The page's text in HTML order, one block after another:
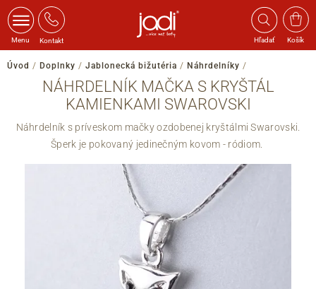
Menu Kontakt Hľadať Košík
Úvod / Doplnky / Jablonecká bižutéria / Náhrdelníky /
NÁHRDELNÍK MAČKA S KRYŠTÁL
KAMIENKAMI SWAROVSKI
Náhrdelník s príveskom mačky ozdobenej kryštálmi Swarovski.
Šperk je pokovaný jedinečným kovom - ródiom.